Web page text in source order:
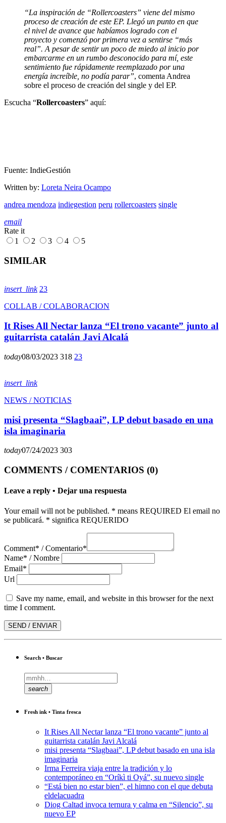
“La inspiración de “Rollercoasters” viene del mismo
proceso de creación de este EP. Llegó un punto en que
el nivel de avance que habíamos logrado con el
proyecto y comenzó por primera vez a sentirse “más
real”. A pesar de sentir un poco de miedo al inicio por
embarcarme en un rumbo desconocido para mí, este
sentimiento fue rápidamente reemplazado por una
energía increíble, no podía parar”, comenta Andrea
sobre el proceso de creación del single y del EP.
Escucha “Rollercoasters” aquí:
Fuente: IndieGestión
Written by: Loreta Neira Ocampo
andrea mendoza indiegestion peru rollercoasters single
email
Rate it
1
2 3 4 5
SIMILAR
insert_link 23
COLLAB / COLABORACION
It Rises All Nectar lanza “El trono vacante” junto al
guitarrista catalán Javi Alcalá
today08/03/2023 318 23
insert_link
NEWS / NOTICIAS
misi presenta “Slagbaai”, LP debut basado en una
isla imaginaria
today07/24/2023 303
COMMENTS / COMENTARIOS (0)
Leave a reply • Dejar una respuesta
Your email will not be published. * means REQUIRED El email no
se publicará. * significa REQUERIDO
Comment* / Comentario*
Name* / Nombre
Email*
Url
Save my name, email, and website in this browser for the next
time I comment.
Search • Buscar
search
Fresh ink • Tinta fresca
It Rises All Nectar lanza “El trono vacante” junto al
guitarrista catalán Javi Alcalá
misi presenta “Slagbaai”, LP debut basado en una isla
imaginaria
Irma Ferreira viaja entre la tradición y lo
contemporáneo en “Oríkì ti Oyá”, su nuevo single
“Está bien no estar bien”, el himno con el que debuta
eldelacuadra
Diog Caltad invoca ternura y calma en “Silencio”, su
nuevo EP